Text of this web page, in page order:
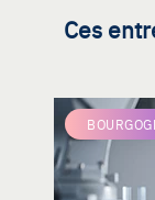
Ces